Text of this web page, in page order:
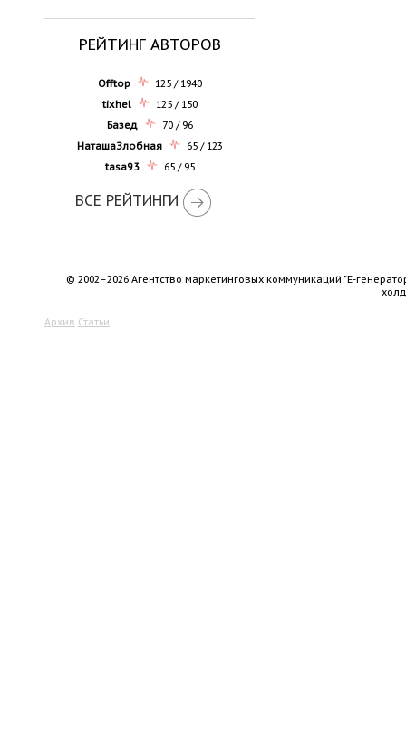
РЕЙТИНГ АВТОРОВ
Offtop
125 / 1940
tixhel
125 / 150
Базед
70 / 96
НаташаЗлобная
65 / 123
tasa93
65 / 95
ВСЕ РЕЙТИНГИ
© 2002–2026 Агентство маркетинговых коммуникаций "Е-
Архив Статьи